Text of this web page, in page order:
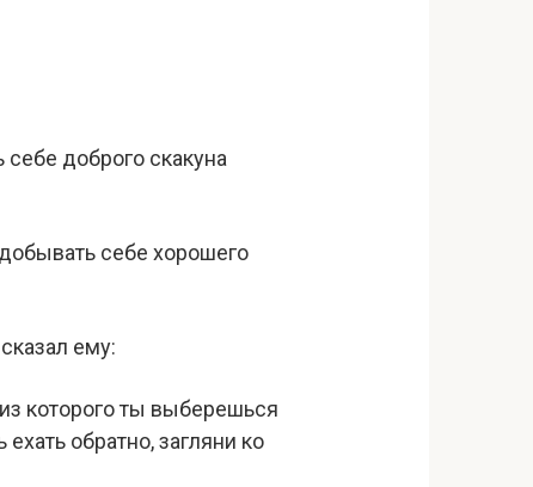
доброго скакуна
себе хорошего
ему:
которого ты выберешься
обратно, загляни ко